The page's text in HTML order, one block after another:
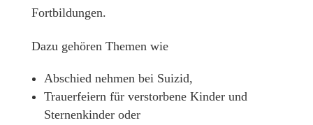
Fortbildungen.
Dazu gehören Themen wie
Abschied nehmen bei Suizid,
Trauerfeiern für verstorbene Kinder und
Sternenkinder oder